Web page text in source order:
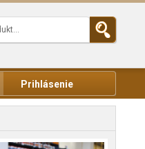
Prihlásenie